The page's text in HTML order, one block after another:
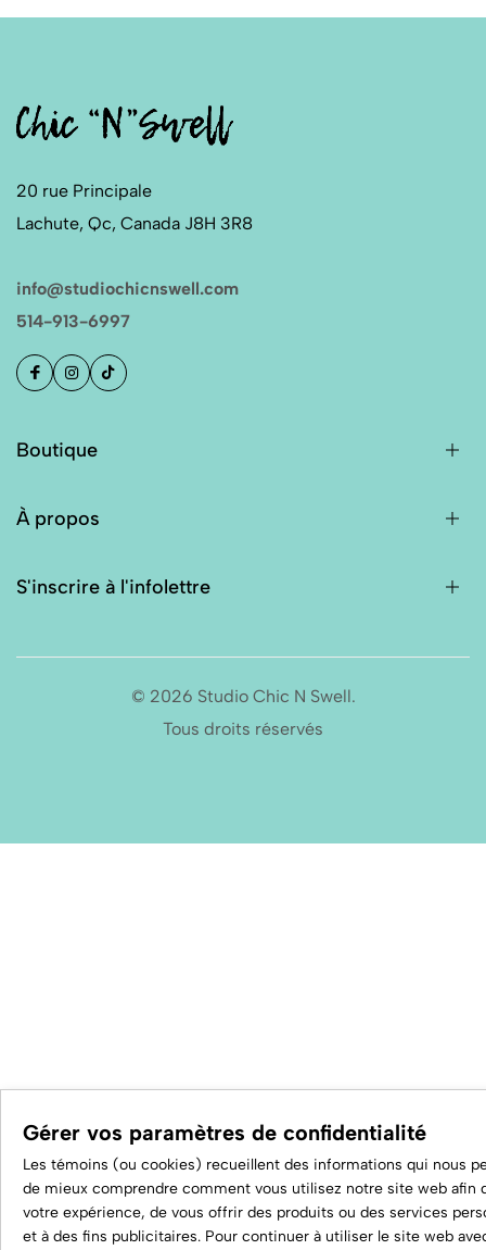
20 rue Principale
Lachute, Qc, Canada J8H 3R8
info@studiochicnswell.com
514-913-6997
Boutique
À propos
S'inscrire à l'infolettre
© 2026 Studio Chic N Swell.
Tous droits réservés
Gérer vos paramètres de confidentialité
Les témoins (ou cookies) recueillent des informations qui nous
de mieux comprendre comment vous utilisez notre site web afin
votre expérience, de vous offrir des produits ou des services
et à des fins publicitaires. Pour continuer à utiliser le site web